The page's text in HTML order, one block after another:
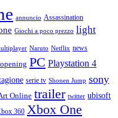
annuncio Assassination
Giochi a poco prezzo light
Naruto Netflix news
opening PC Playstation 4
serie tv Shonen Jump sony
Online trailer twitter ubisoft
360 Xbox One